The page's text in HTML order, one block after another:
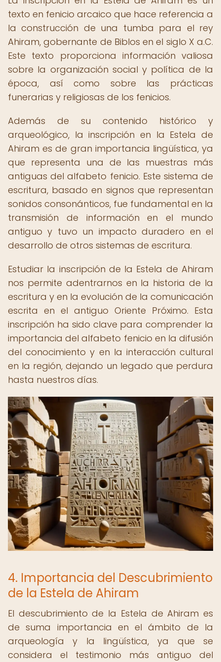
texto en fenicio arcaico que hace referencia a
la construcción de una tumba para el rey
Ahiram, gobernante de Biblos en el siglo X a.C.
Este texto proporciona información valiosa
sobre la organización social y política de la
época, así como sobre las prácticas
funerarias y religiosas de los fenicios.
Además de su contenido histórico y
arqueológico, la inscripción en la Estela de
Ahiram es de gran importancia lingüística, ya
que representa una de las muestras más
antiguas del alfabeto fenicio. Este sistema de
escritura, basado en signos que representan
sonidos consonánticos, fue fundamental en la
transmisión de información en el mundo
antiguo y tuvo un impacto duradero en el
desarrollo de otros sistemas de escritura.
Estudiar la inscripción de la Estela de Ahiram
nos permite adentrarnos en la historia de la
escritura y en la evolución de la comunicación
escrita en el antiguo Oriente Próximo. Esta
inscripción ha sido clave para comprender la
importancia del alfabeto fenicio en la difusión
del conocimiento y en la interacción cultural
en la región, dejando un legado que perdura
hasta nuestros días.
4. Importancia del Descubrimiento
de la Estela de Ahiram
El descubrimiento de la Estela de Ahiram es
de suma importancia en el ámbito de la
arqueología y la lingüística, ya que se
considera el testimonio más antiguo del